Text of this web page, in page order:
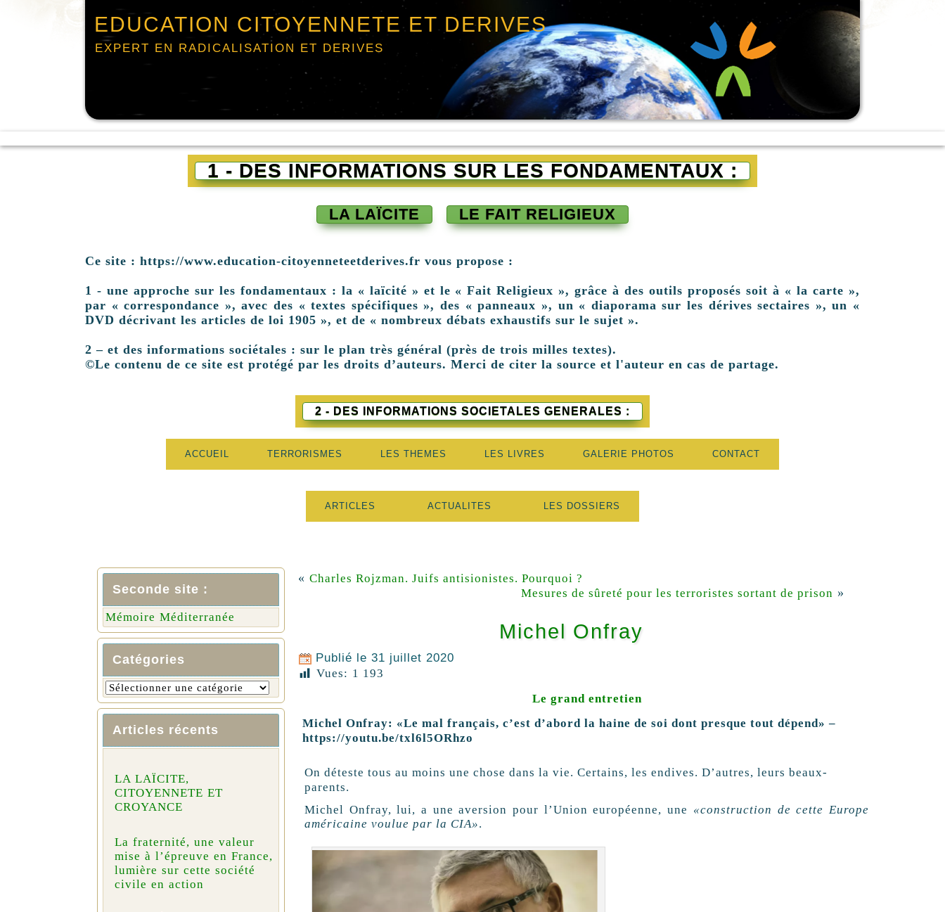
EDUCATION CITOYENNETE ET DERIVES
EXPERT EN RADICALISATION ET DERIVES
1 - DES INFORMATIONS SUR LES FONDAMENTAUX :
LA LAÏCITE LE FAIT RELIGIEUX
Ce site : https://www.education-citoyenneteetderives.fr vous propose :
1 - une approche sur les fondamentaux : la « laïcité » et le « Fait Religieux », grâce à des outils proposés soit à « la carte »,
par « correspondance », avec des « textes spécifiques », des « panneaux », un « diaporama sur les dérives sectaires », un «
DVD décrivant les articles de loi 1905 », et de « nombreux débats exhaustifs sur le sujet ».
2 – et des informations sociétales : sur le plan très général (près de trois milles textes).
©Le contenu de ce site est protégé par les droits d’auteurs. Merci de citer la source et l'auteur en cas de partage.
2 - DES INFORMATIONS SOCIETALES GENERALES :
ACCUEIL TERRORISMES LES THEMES LES LIVRES GALERIE PHOTOS CONTACT
ARTICLES ACTUALITES LES DOSSIERS
Seconde site :
Mémoire Méditerranée
Catégories
Articles récents
LA LAÏCITE,
CITOYENNETE ET
CROYANCE
La fraternité, une valeur
mise à l’épreuve en France,
lumière sur cette société
civile en action
« Charles Rojzman. Juifs antisionistes. Pourquoi ?
Mesures de sûreté pour les terroristes sortant de prison »
Michel Onfray
Publié le 31 juillet 2020
Vues: 1 193
Le grand entretien
Michel Onfray: «Le mal français, c’est d’abord la haine de soi dont presque tout dépend» –
https://youtu.be/txl6l5ORhzo
On déteste tous au moins une chose dans la vie. Certains, les endives. D’autres, leurs beaux-
parents.
Michel Onfray, lui, a une aversion pour l’Union européenne, une «construction de cette Europe
américaine voulue par la CIA».